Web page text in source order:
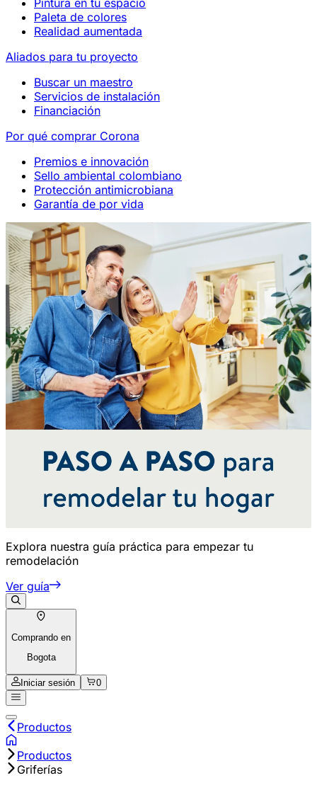
Pintura en tu espacio
Paleta de colores
Realidad aumentada
Aliados para tu proyecto
Buscar un maestro
Servicios de instalación
Financiación
Por qué comprar Corona
Premios e innovación
Sello ambiental colombiano
Protección antimicrobiana
Garantía de por vida
Explora nuestra guía práctica para empezar tu
remodelación
Ver guía
Comprando en
Bogota
Iniciar sesión 0
Productos
Productos
Griferías